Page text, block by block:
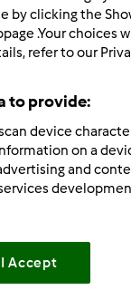
sucesso!!!
receitas/
optar por um de
by clicking the
.Your choices
refer to our
to provide:
device
on a
and
I Accept